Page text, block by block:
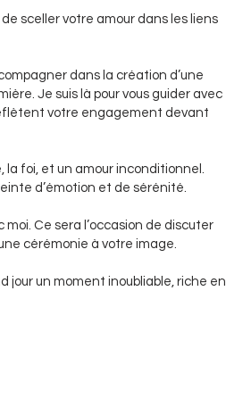
sceller votre amour dans les liens
dans la création d’une
Je suis là pour vous guider avec
votre engagement devant
la foi, et un amour inconditionnel.
d’émotion et de sérénité.
Ce sera l’occasion de discuter
cérémonie à votre image.
un moment inoubliable, riche en